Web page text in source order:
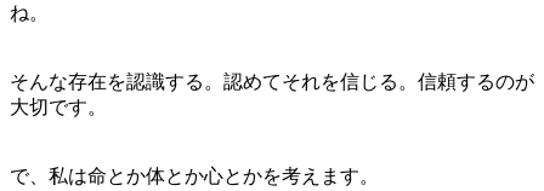
ね。
そんな存在を認識する。認めてそれを信じる。信頼するのが
大切です。
で、私は命とか体とか心とかを考えます。